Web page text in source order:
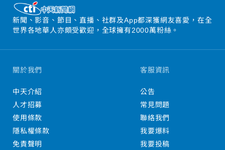
新聞、影音、節目、直播、社群及App都深獲網友喜愛，在全
世界各地華人亦頗受歡迎，全球擁有2000萬粉絲。
關於我們
中天介紹
人才招募
使用條款
隱私權條款
免責聲明
客服資訊
公告
常見問題
聯絡我們
我要爆料
我要投稿